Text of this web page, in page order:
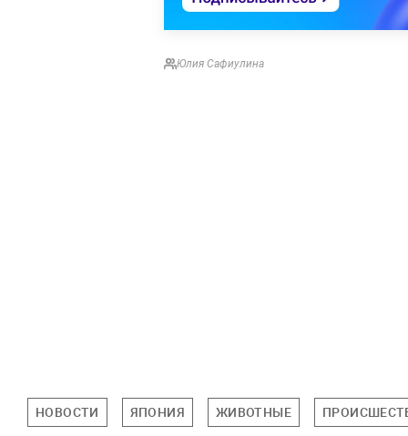
Юлия Сафиулина
НОВОСТИ ЯПОНИЯ ЖИВОТНЫЕ